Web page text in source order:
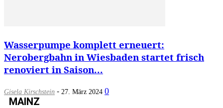
Wasserpumpe komplett erneuert:
Nerobergbahn in Wiesbaden startet frisch
renoviert in Saison...
Gisela Kirschstein - 27. März 2024 0
MAINZ